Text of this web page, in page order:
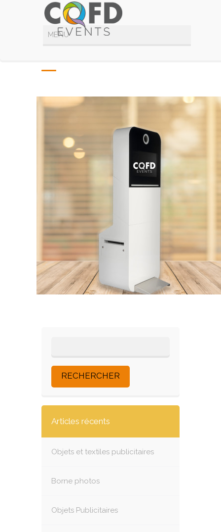
Articles récents
Objets et textiles publicitaires
Borne photos
Objets Publicitaires